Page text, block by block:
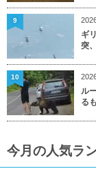
ギ
突
9
ル
る
10
今月の人気ラ